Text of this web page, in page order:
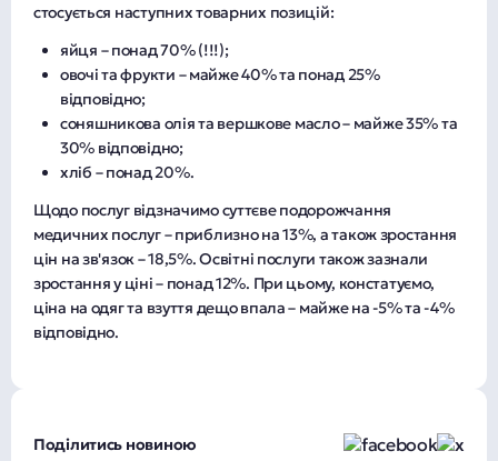
стосується наступних товарних позицій:
яйця – понад 70% (!!!);
овочі та фрукти – майже 40% та понад 25%
відповідно;
соняшникова олія та вершкове масло – майже 35% та
30% відповідно;
хліб – понад 20%.
Щодо послуг відзначимо суттєве подорожчання
медичних послуг – приблизно на 13%, а також зростання
цін на зв'язок – 18,5%. Освітні послуги також зазнали
зростання у ціні – понад 12%. При цьому, констатуємо,
ціна на одяг та взуття дещо впала – майже на -5% та -4%
відповідно.
Поділитись новиною